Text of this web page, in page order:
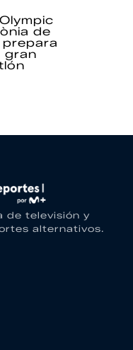
de
gran
de televisión y
alternativos.